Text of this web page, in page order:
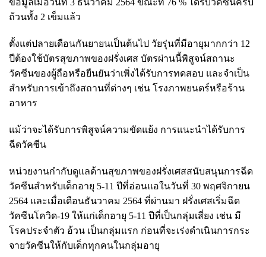
ข้อมูลเมื่อวันที่ 3 ธันวาคม 2564 ขณะที่ 76 % ได้รับวัคซีนครบ
ถ้วนทั้ง 2 เข็มแล้ว
ตั้งแต่ปลายเดือนกันยายนเป็นต้นไป วัยรุ่นที่มีอายุมากกว่า 12
ปีต้องใช้บัตรสุขภาพของฝรั่งเศส บัตรผ่านนี้พิสูจน์สถานะ
วัคซีนของผู้ถือหรือยืนยันว่าเพิ่งได้รับการทดสอบ และจำเป็น
สำหรับการเข้าถึงสถานที่ต่างๆ เช่น โรงภาพยนตร์หรือร้าน
อาหาร
แม้ว่าจะได้รับการพิสูจน์ความขัดแย้ง การแนะนำได้รับการ
ฉีดวัคซีน
หน่วยงานกำกับดูแลด้านสุขภาพของฝรั่งเศสสนับสนุนการฉีด
วัคซีนสำหรับเด็กอายุ 5-11 ปีที่อ่อนแอในวันที่ 30 พฤศจิกายน
2564 และเมื่อเดือนธันวาคม 2564 ที่ผ่านมา ฝรั่งเศสเริ่มฉีด
วัคซีนโควิด-19 ให้แก่เด็กอายุ 5-11 ปีที่เป็นกลุ่มเสี่ยง เช่น มี
โรคประจำตัว อ้วน เป็นกลุ่มแรก ก่อนที่จะเร่งดำเนินการกระ
จายวัคซีนให้กับเด็กทุกคนในกลุ่มอายุ